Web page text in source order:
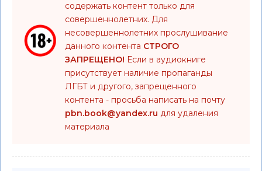
содержать контент только для
совершеннолетних. Для
несовершеннолетних прослушивание
данного контента СТРОГО
ЗАПРЕЩЕНО! Если в аудиокниге
присутствует наличие пропаганды
ЛГБТ и другого, запрещенного
контента - просьба написать на почту
pbn.book@yandex.ru для удаления
материала